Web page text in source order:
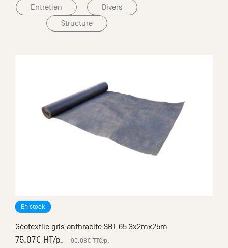
Terrasse Composite minéral Chêne Cuivré brossé
Vis invisibles 'à tête perdue'
230.30 € TTC/m
Entretien
Divers
Structure
En stock
Géotextile gris anthracite SBT 65 3x2mx25m
75.07€ HT/p. 90.08€ TTC/p.